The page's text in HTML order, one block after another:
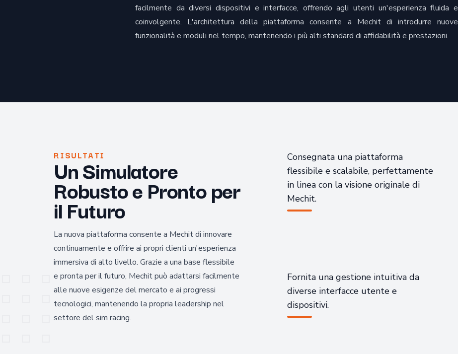
facilmente da diversi dispositivi e interfacce, offrendo agli utenti un'esperienza fluida e
coinvolgente. L'architettura della piattaforma consente a Mechit di introdurre nuove
funzionalità e moduli nel tempo, mantenendo i più alti standard di affidabilità e prestazioni.
RISULTATI
Un Simulatore
Robusto e Pronto per
il Futuro
La nuova piattaforma consente a Mechit di innovare
continuamente e offrire ai propri clienti un'esperienza
immersiva di alto livello. Grazie a una base flessibile
e pronta per il futuro, Mechit può adattarsi facilmente
alle nuove esigenze del mercato e ai progressi
tecnologici, mantenendo la propria leadership nel
settore del sim racing.
Consegnata una piattaforma
flessibile e scalabile, perfettamente
in linea con la visione originale di
Mechit.
Fornita una gestione intuitiva da
diverse interfacce utente e
dispositivi.